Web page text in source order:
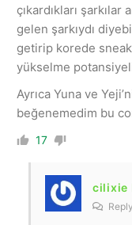
çıkardıkları
gelen şarkıydı
getirip korede
yükselme
Ayrıca Yuna ve
beğenemedim bu
17
cilixie